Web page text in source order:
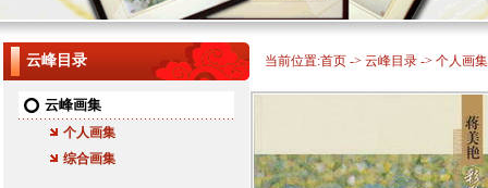
云峰目录
云峰画集
个人画集
综合画集
当前位置:首页 -> 云峰目录 -> 个人画集